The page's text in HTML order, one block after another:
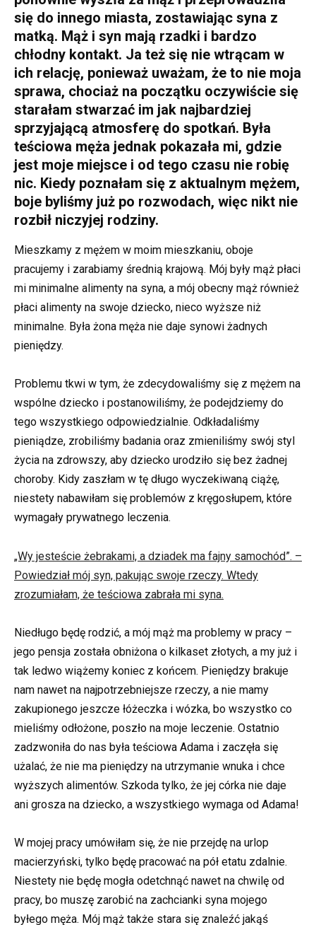
się do innego miasta, zostawiając syna z
matką. Mąż i syn mają rzadki i bardzo
chłodny kontakt. Ja też się nie wtrącam w
ich relację, ponieważ uważam, że to nie moja
sprawa, chociaż na początku oczywiście się
starałam stwarzać im jak najbardziej
sprzyjającą atmosferę do spotkań. Była
teściowa męża jednak pokazała mi, gdzie
jest moje miejsce i od tego czasu nie robię
nic. Kiedy poznałam się z aktualnym mężem,
boje byliśmy już po rozwodach, więc nikt nie
rozbił niczyjej rodziny.
Mieszkamy z mężem w moim mieszkaniu, oboje
pracujemy i zarabiamy średnią krajową. Mój były mąż płaci
mi minimalne alimenty na syna, a mój obecny mąż również
płaci alimenty na swoje dziecko, nieco wyższe niż
minimalne. Była żona męża nie daje synowi żadnych
pieniędzy.
Problemu tkwi w tym, że ​​zdecydowaliśmy się z mężem na
wspólne dziecko i postanowiliśmy, że podejdziemy do
tego wszystkiego odpowiedzialnie. Odkładaliśmy
pieniądze, zrobiliśmy badania oraz zmieniliśmy swój styl
życia na zdrowszy, aby dziecko urodziło się bez żadnej
choroby. Kidy zaszłam w tę długo wyczekiwaną ciążę,
niestety nabawiłam się problemów z kręgosłupem, które
wymagały prywatnego leczenia.
„Wy jesteście żebrakami, a dziadek ma fajny samochód”. –
Powiedział mój syn, pakując swoje rzeczy. Wtedy
zrozumiałam, że teściowa zabrała mi syna.
Niedługo będę rodzić, a mój mąż ma problemy w pracy –
jego pensja została obniżona o kilkaset złotych, a my już i
tak ledwo wiążemy koniec z końcem. Pieniędzy brakuje
nam nawet na najpotrzebniejsze rzeczy, a nie mamy
zakupionego jeszcze łóżeczka i wózka, bo wszystko co
mieliśmy odłożone, poszło na moje leczenie. Ostatnio
zadzwoniła do nas była teściowa Adama i zaczęła się
użalać, że nie ma pieniędzy na utrzymanie wnuka i chce
wyższych alimentów. Szkoda tylko, że jej córka nie daje
ani grosza na dziecko, a wszystkiego wymaga od Adama!
W mojej pracy umówiłam się, że nie przejdę na urlop
macierzyński, tylko będę pracować na pół etatu zdalnie.
Niestety nie będę mogła odetchnąć nawet na chwilę od
pracy, bo muszę zarobić na zachcianki syna mojego
byłego męża. Mój mąż także stara się znaleźć jakąś